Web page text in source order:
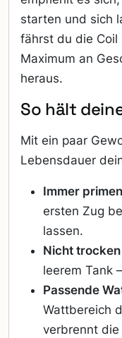
starten und sich
fährst du die Coil
Maximum an
heraus.
So hält
Mit ein paar
Lebensdauer
Immer
ersten Zug
lassen.
Nicht
leerem Tank
Passende
Wattbereich
verbrennt die